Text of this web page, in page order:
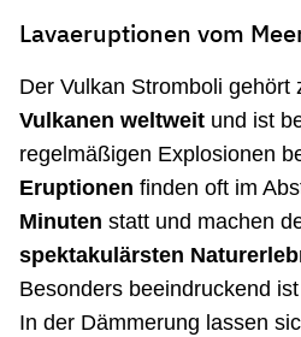
Lavaeruptionen vom
Der Vulkan Stromboli gehört
Vulkanen weltweit und ist
regelmäßigen Explosionen
Eruptionen finden oft im
Minuten statt und machen
spektakulärsten
Besonders beeindruckend
In der Dämmerung lassen